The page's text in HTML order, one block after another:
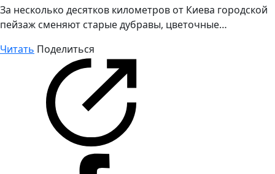
За несколько десятков километров от Киева городской
пейзаж сменяют старые дубравы, цветочные…
Читать Поделиться